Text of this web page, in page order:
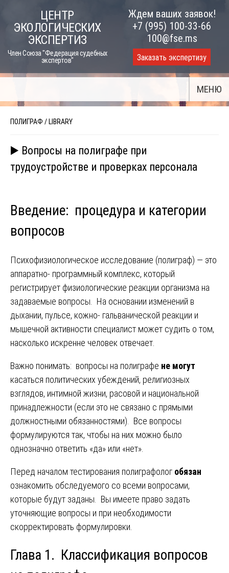
content
ЦЕНТР
ЭКОЛОГИЧЕСКИХ
ЭКСПЕРТИЗ
Член Союза "Федерация судебных
экспертов"
Ждем ваших заявок!
+7 (995) 100-33-66
100@fse.ms
Заказать экспертизу
МЕНЮ
ПОЛИГРАФ / LIBRARY
▶️ Вопросы на полиграфе при
трудоустройстве и проверках персонала
Введение: процедура и категории
вопросов
Психофизиологическое исследование (полиграф) — это
аппаратно- программный комплекс, который
регистрирует физиологические реакции организма на
задаваемые вопросы. На основании изменений в
дыхании, пульсе, кожно- гальванической реакции и
мышечной активности специалист может судить о том,
насколько искренне человек отвечает.
Важно понимать: вопросы на полиграфе не могут
касаться политических убеждений, религиозных
взглядов, интимной жизни, расовой и национальной
принадлежности (если это не связано с прямыми
должностными обязанностями). Все вопросы
формулируются так, чтобы на них можно было
однозначно ответить «да» или «нет».
Перед началом тестирования полиграфолог обязан
ознакомить обследуемого со всеми вопросами,
которые будут заданы. Вы имеете право задать
уточняющие вопросы и при необходимости
скорректировать формулировки.
Глава 1. Классификация вопросов